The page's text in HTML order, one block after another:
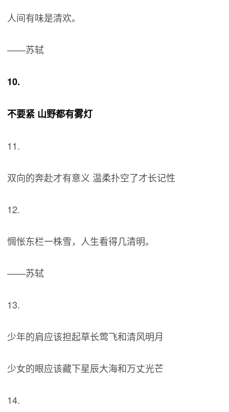
人间有味是清欢。
——苏轼
10.
不要紧 山野都有雾灯
11.
双向的奔赴才有意义 温柔扑空了才长记性
12.
惆怅东栏一株雪，人生看得几清明。
——苏轼
13.
少年的肩应该担起草长莺飞和清风明月
少女的眼应该藏下星辰大海和万丈光芒
14.